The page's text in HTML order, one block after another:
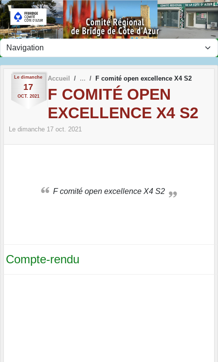
Le dimanche
17
OCT. 2021
Accueil F comité open excellence X4 S2
F COMITÉ OPEN
EXCELLENCE X4 S2
Le dimanche 17 oct. 2021
F comité open excellence X4 S2
Compte-rendu
Panneau de gestion des cookies